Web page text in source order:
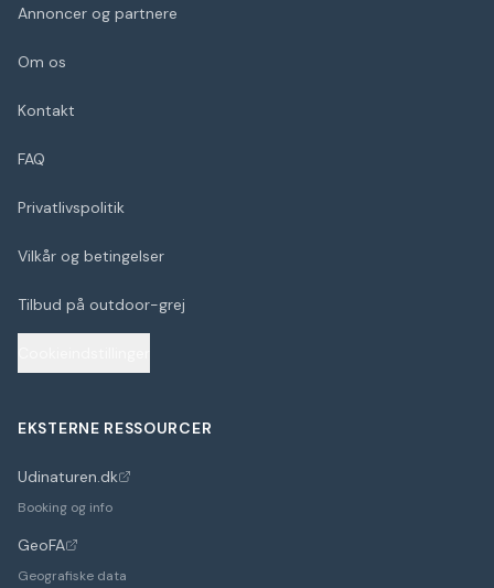
Annoncer og partnere
Om os
Kontakt
FAQ
Privatlivspolitik
Vilkår og betingelser
Tilbud på outdoor-grej
EKSTERNE RESSOURCER
Udinaturen.dk
(åbner i nyt faneblad)
Booking og info
GeoFA
(åbner i nyt faneblad)
Geografiske data